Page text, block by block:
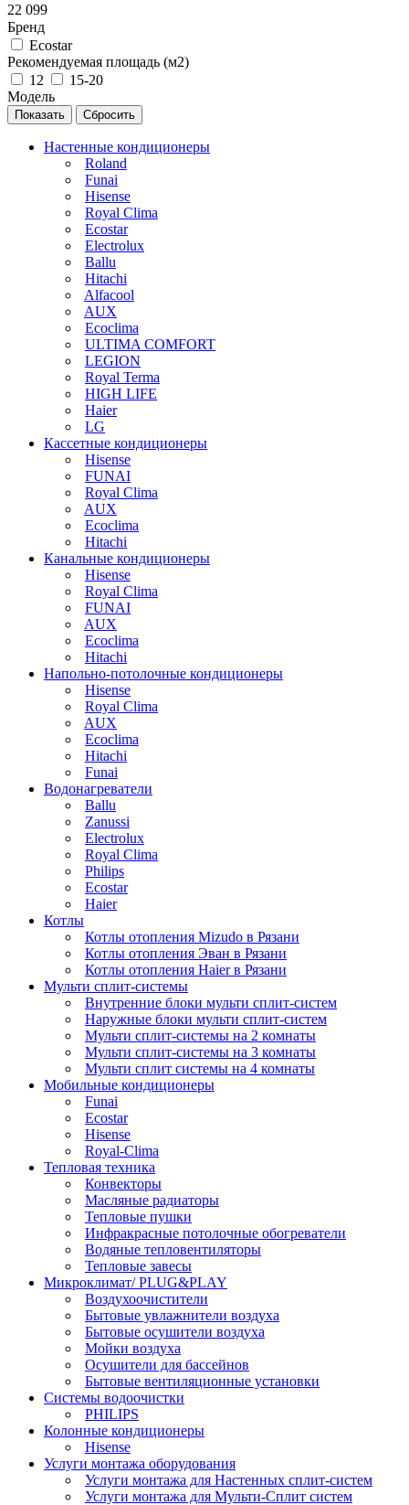
22 099
Бренд
Ecostar
Рекомендуемая площадь (м2)
12
15-20
Модель
Сбросить
Настенные кондиционеры
Roland
Funai
Hisense
Royal Clima
Ecostar
Electrolux
Ballu
Hitachi
Alfacool
AUX
Ecoclima
ULTIMA COMFORT
LEGION
Royal Terma
HIGH LIFE
Haier
LG
Кассетные кондиционеры
Hisense
FUNAI
Royal Clima
AUX
Ecoclima
Hitachi
Канальные кондиционеры
Hisense
Royal Clima
FUNAI
AUX
Ecoclima
Hitachi
Напольно-потолочные кондиционеры
Hisense
Royal Clima
AUX
Ecoclima
Hitachi
Funai
Водонагреватели
Ballu
Zanussi
Electrolux
Royal Clima
Philips
Ecostar
Haier
Котлы
Котлы отопления Mizudo в Рязани
Котлы отопления Эван в Рязани
Котлы отопления Haier в Рязани
Мульти сплит-системы
Внутренние блоки мульти сплит-систем
Наружные блоки мульти сплит-систем
Мульти сплит-системы на 2 комнаты
Мульти сплит-системы на 3 комнаты
Мульти сплит системы на 4 комнаты
Мобильные кондиционеры
Funai
Ecostar
Hisense
Royal-Clima
Тепловая техника
Конвекторы
Масляные радиаторы
Тепловые пушки
Инфракрасные потолочные обогреватели
Водяные тепловентиляторы
Тепловые завесы
Микроклимат/ PLUG&PLAY
Воздухоочистители
Бытовые увлажнители воздуха
Бытовые осушители воздуха
Мойки воздуха
Осушители для бассейнов
Бытовые вентиляционные установки
Системы водоочистки
PHILIPS
Колонные кондиционеры
Hisense
Услуги монтажа оборудования
Услуги монтажа для Настенных сплит-систем
Услуги монтажа для Мульти-Сплит систем